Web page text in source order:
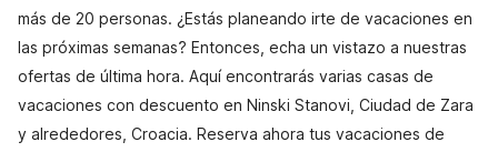
más de 20 personas. ¿Estás planeando irte de vacaciones en
las próximas semanas? Entonces, echa un vistazo a nuestras
ofertas de última hora. Aquí encontrarás varias casas de
vacaciones con descuento en Ninski Stanovi, Ciudad de Zara
y alrededores, Croacia. Reserva ahora tus vacaciones de